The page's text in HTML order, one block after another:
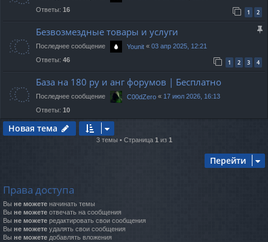
Ответы: 16 1 2
Безвозмездные товары и услуги
Последнее сообщение Younit « 03 апр 2025, 12:21
Ответы: 46 1 2 3 4
База на 180 ру и анг форумов | Бесплатно
Последнее сообщение C00dZero « 17 июл 2026, 16:13
Ответы: 10
Новая тема
3 темы • Страница 1 из 1
Перейти
Права доступа
Вы не можете начинать темы
Вы не можете отвечать на сообщения
Вы не можете редактировать свои сообщения
Вы не можете удалять свои сообщения
Вы не можете добавлять вложения